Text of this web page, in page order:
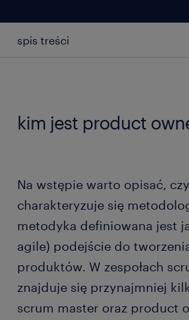
spis treści
product owner kontra
jak zostać product ownerem?
co musi umieć product
czy product owner jest
jak wygląda dzień pracy
kim jest product
Na wstępie warto opisać,
charakteryzuje się
metodyka definiowana jest
agile) podejście do
produktów. W zespołach
znajduje się przynajmniej
scrum master oraz product